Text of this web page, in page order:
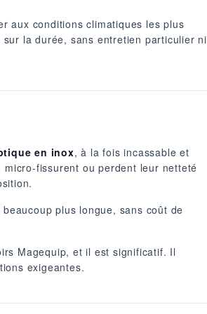
aux conditions climatiques les plus
la durée, sans entretien particulier ni
en inox, à la fois incassable et
fissurent ou perdent leur netteté
plus longue, sans coût de
Magequip, et il est significatif. Il
exigeantes.